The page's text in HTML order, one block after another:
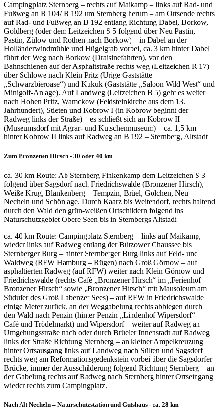
Campingplatz Sternberg – rechts auf Maikamp – links auf Rad- und
Fußweg an B 104/ B 192 um Sternberg herum – am Ortsende rechts
auf Rad- und Fußweg an B 192 entlang Richtung Dabel, Borkow,
Goldberg (oder dem Leitzeichen S 5 folgend über Neu Pastin,
Pastin, Zülow und Rothen nach Borkow) – in Dabel an der
Holländerwindmühle und Hügelgrab vorbei, ca. 3 km hinter Dabel
führt der Weg nach Borkow (Draisinefahrten), vor den
Bahnschienen auf der Asphaltstraße rechts weg (Leitzeichen R 17)
über Schlowe nach Klein Pritz (Urige Gaststätte
„Schwarzbieroase“) und Kukuk (Gaststätte „Saloon Wild West“ und
Minigolf-Anlage). Auf Landweg (Leitzeichen B 5) geht es weiter
nach Hohen Pritz, Wamckow (Feldsteinkirche aus dem 13.
Jahrhundert), Stieten und Kobrow I (in Kobrow beginnt der
Radweg links der Straße) – es schließt sich an Kobrow II
(Museumsdorf mit Agrar- und Kutschenmuseum) – ca. 1,5 km
hinter Kobrow II links auf Radweg an B 192 – Sternberg, Altstadt
Zum Bronzenen Hirsch - 30 oder 40 km
ca. 30 km Route: Ab Sternberg Finkenkamp dem Leitzeichen S 3
folgend über Sagsdorf nach Friedrichswalde (Bronzener Hirsch),
Weiße Krug, Blankenberg – Tempzin, Brüel, Golchen, Neu
Necheln und Schönlage. Durch Kaarz bis Weitendorf, rechts haltend
durch den Wald den grün-weißen Ortschildern folgend ins
Naturschutzgebiet Obere Seen bis in Sternbergs Altstadt
ca. 40 km Route: Campingplatz Sternberg – links auf Maikamp,
wieder links auf Radweg entlang der Bützower Chaussee bis
Sternberger Burg – hinter Sternberger Burg links auf Feld- und
Waldweg (RFW Hamburg – Rügen) nach Groß Görnow – auf
asphaltierten Radweg (auf RFW) weiter nach Klein Görnow und
Friedrichswalde (rechts Cafè „Bronzener Hirsch“ im „Ferienhof
Bronzener Hirsch“ sowie „Bronzener Hirsch“ mit Mausoleum am
Südufer des Groß Labenzer Sees) – auf RFW in Friedrichswalde
einige Meter zurück, an der Weggabelung rechts abbiegen durch
den Wald nach Penzin (hinter Penzin „Lindenhof Wipersdorf“ –
Cafè und Trödelmarkt) und Wipersdorf – weiter auf Radweg an
Umgehungsstraße nach oder durch Brüeler Innenstadt auf Radweg
links der Straße Richtung Sternberg – an kleiner Ampelkreuzung
hinter Ortsausgang links auf Landweg nach Sülten und Sagsdorf
rechts weg am Reformationsgedenkstein vorbei über die Sagsdorfer
Brücke, immer der Ausschilderung folgend Richtung Sternberg – an
der Gabelung rechts auf Radweg nach Sternberg hinter Ortseingang
wieder rechts zum Campingplatz.
Nach Alt Necheln – Naturschutzstation und Gutshaus - ca. 28 km